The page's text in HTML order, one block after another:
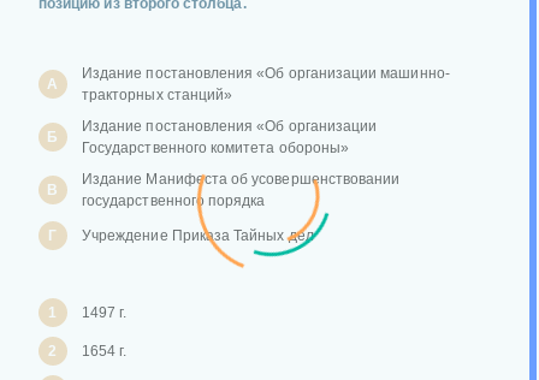
позицию из второго столбца.
А
Издание постановления «Об организации машинно-
тракторных станций»
Б
Издание постановления «Об организации
Государственного комитета обороны»
В
Издание Манифеста об усовершенствовании
государственного порядка
Г Учреждение Приказа Тайных дел
1 1497 г.
2 1654 г.